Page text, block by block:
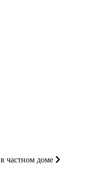
частном доме